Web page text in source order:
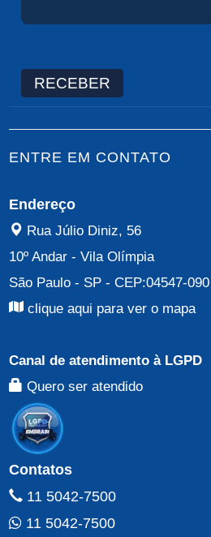
RECEBER
ENTRE EM CONTATO
Endereço
Rua Júlio Diniz, 56
10º Andar -Vila Olímpia
São Paulo - SP - CEP:04547-090
clique aqui para ver o mapa
Canal de atendimento à LGPD
Quero ser atendido
Contatos
11 5042-7500
11 5042-7500